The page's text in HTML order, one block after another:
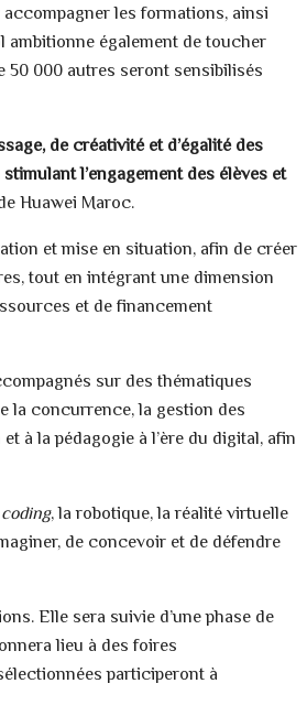
les formations, ainsi
ambitionne également de toucher
50 000 autres seront sensibilisés
de créativité et d’égalité des
l’engagement des élèves et
Huawei Maroc.
et mise en situation, afin de créer
tout en intégrant une dimension
et de financement
sur des thématiques
la concurrence, la gestion des
à la pédagogie à l’ère du digital, afin
, la robotique, la réalité virtuelle
de concevoir et de défendre
Elle sera suivie d’une phase de
lieu à des foires
participeront à